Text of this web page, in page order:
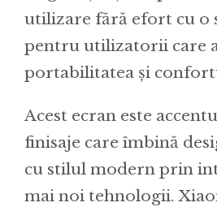
utilizare fără efort cu o
pentru utilizatorii care
portabilitatea și
Acest ecran este
finisaje care îmbină
cu stilul modern prin
mai noi tehnologii.